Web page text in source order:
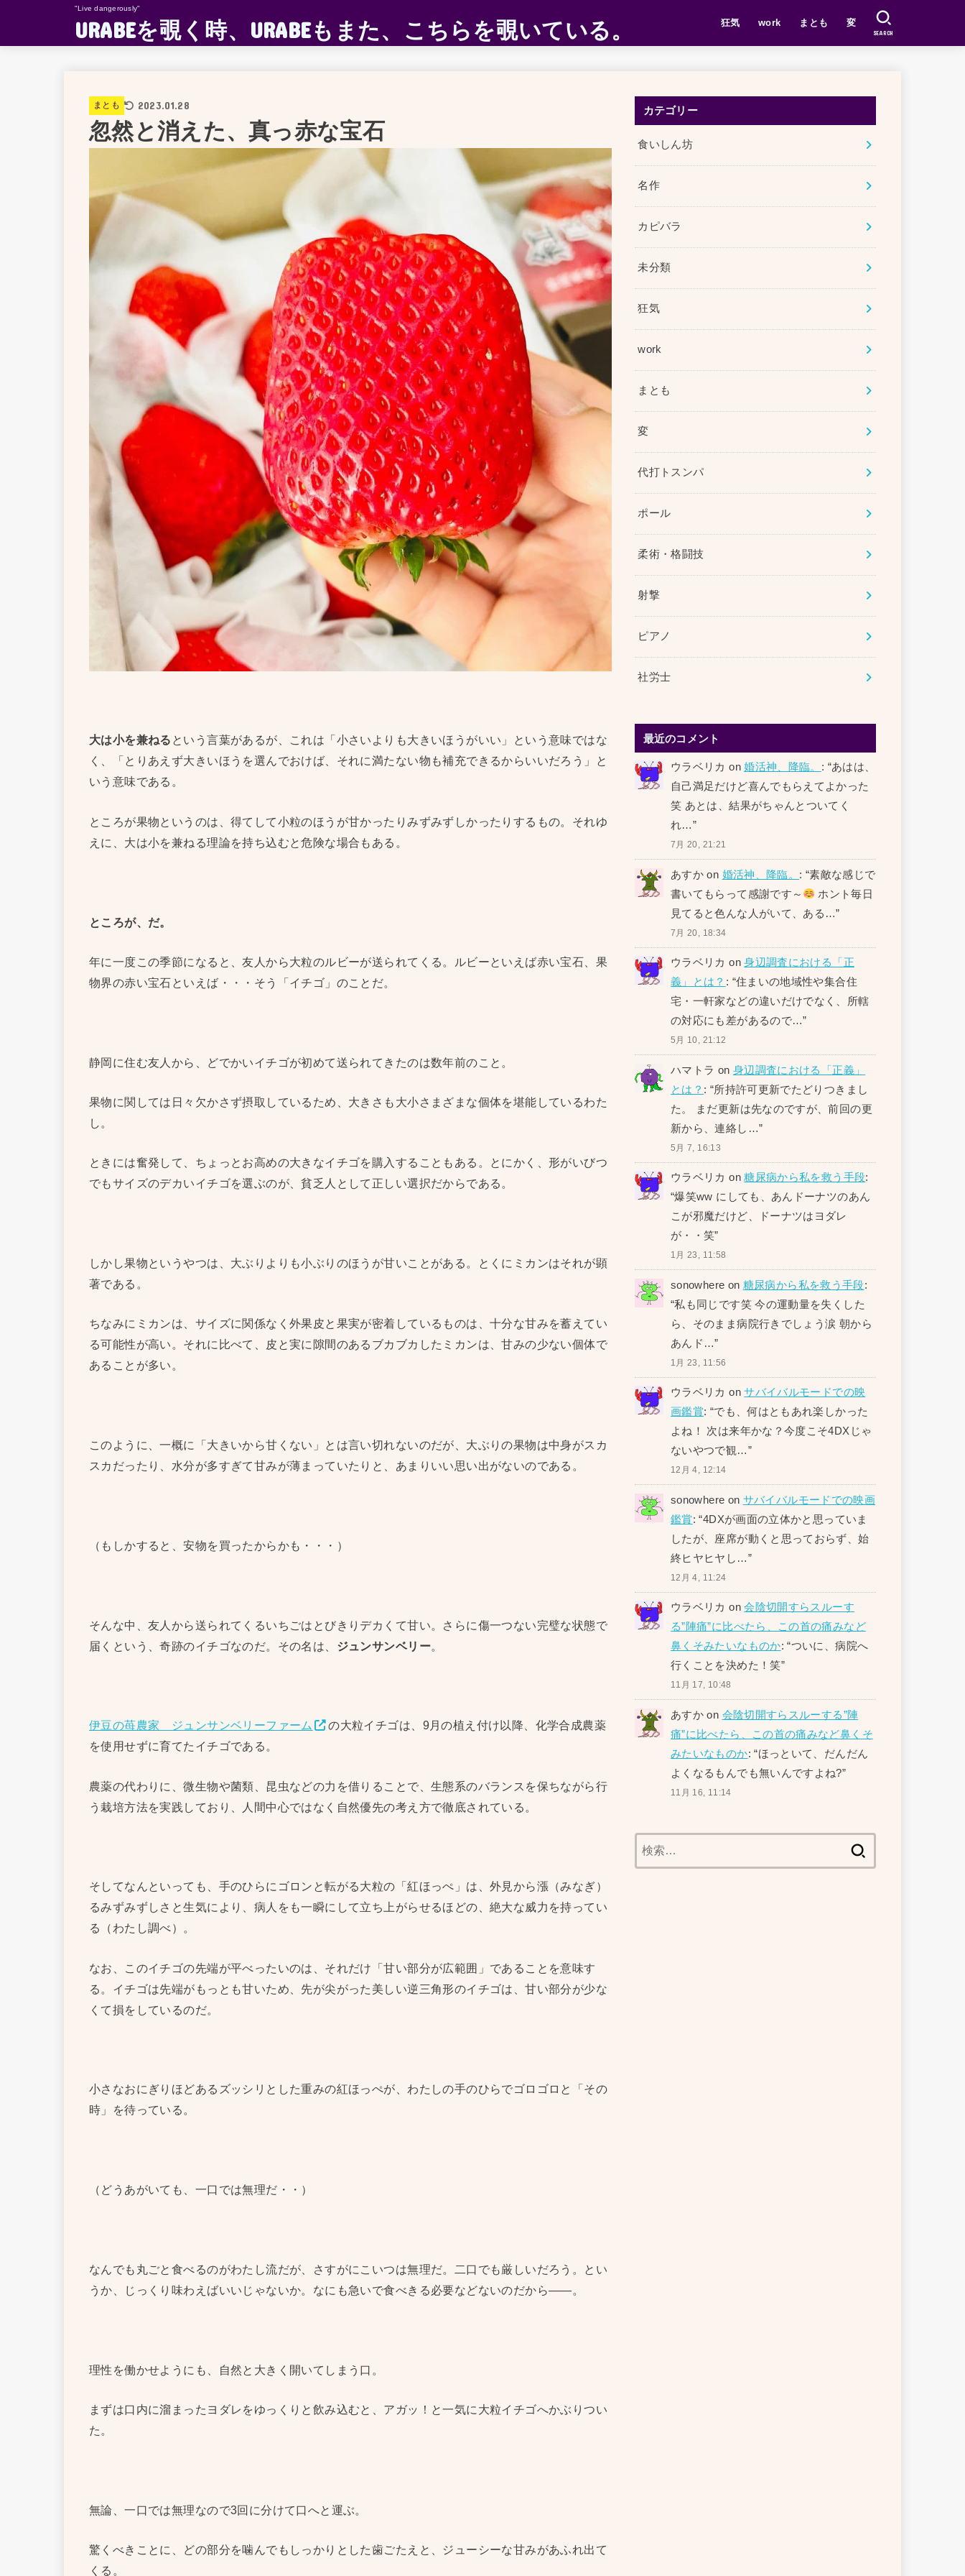
"Live dangerously"
URABEを覗く時、URABEもまた、こちらを覗いている。 狂気 work まとも 変
SEARCH
まとも 2023.01.28
忽然と消えた、真っ赤な宝石
大は小を兼ねる という言葉があるが、これは「小さいよりも大きいほうがいい」という意味ではな
く、「とりあえず大きいほうを選んでおけば、それに満たない物も補充できるからいいだろう」と
いう意味である。
ところが果物というのは、得てして小粒のほうが甘かったりみずみずしかったりするもの。それゆ
えに、大は小を兼ねる理論を持ち込むと危険な場合もある。
ところが、だ。
年に一度この季節になると、友人から大粒のルビーが送られてくる。ルビーといえば赤い宝石、果
物界の赤い宝石といえば・・・そう「イチゴ」のことだ。
静岡に住む友人から、どでかいイチゴが初めて送られてきたのは数年前のこと。
果物に関しては日々欠かさず摂取しているため、大きさも大小さまざまな個体を堪能しているわた
し。
ときには奮発して、ちょっとお高めの大きなイチゴを購入することもある。とにかく、形がいびつ
でもサイズのデカいイチゴを選ぶのが、貧乏人として正しい選択だからである。
しかし果物というやつは、大ぶりよりも小ぶりのほうが甘いことがある。とくにミカンはそれが顕
著である。
ちなみにミカンは、サイズに関係なく外果皮と果実が密着しているものは、十分な甘みを蓄えてい
る可能性が高い。それに比べて、皮と実に隙間のあるブカブカしたミカンは、甘みの少ない個体で
あることが多い。
このように、一概に「大きいから甘くない」とは言い切れないのだが、大ぶりの果物は中身がスカ
スカだったり、水分が多すぎて甘みが薄まっていたりと、あまりいい思い出がないのである。
（もしかすると、安物を買ったからかも・・・）
そんな中、友人から送られてくるいちごはとびきりデカくて甘い。さらに傷一つない完璧な状態で
届くという、奇跡のイチゴなのだ。その名は、 ジュンサンベリー。
伊豆の苺農家 ジュンサンベリーファーム
の大粒イチゴは、9月の植え付け以降、化学合成農薬
を使用せずに育てたイチゴである。
農薬の代わりに、微生物や菌類、昆虫などの力を借りることで、生態系のバランスを保ちながら行
う栽培方法を実践しており、人間中心ではなく自然優先の考え方で徹底されている。
そしてなんといっても、手のひらにゴロンと転がる大粒の「紅ほっぺ」は、外見から漲（みなぎ）
るみずみずしさと生気により、病人をも一瞬にして立ち上がらせるほどの、絶大な威力を持ってい
る（わたし調べ）。
なお、このイチゴの先端が平べったいのは、それだけ「甘い部分が広範囲」であることを意味す
る。イチゴは先端がもっとも甘いため、先が尖がった美しい逆三角形のイチゴは、甘い部分が少な
くて損をしているのだ。
小さなおにぎりほどあるズッシリとした重みの紅ほっぺが、わたしの手のひらでゴロゴロと「その
時」を待っている。
（どうあがいても、一口では無理だ・・）
なんでも丸ごと食べるのがわたし流だが、さすがにこいつは無理だ。二口でも厳しいだろう。とい
うか、じっくり味わえばいいじゃないか。なにも急いで食べきる必要などないのだから――。
理性を働かせようにも、自然と大きく開いてしまう口。
まずは口内に溜まったヨダレをゆっくりと飲み込むと、アガッ！と一気に大粒イチゴへかぶりつい
た。
無論、一口では無理なので3回に分けて口へと運ぶ。
驚くべきことに、どの部分を噛んでもしっかりとした歯ごたえと、ジューシーな甘みがあふれ出て
くる。
カテゴリー
食いしん坊
名作
カピバラ
未分類
狂気
work
まとも
変
代打トスンパ
ポール
柔術・格闘技
射撃
ピアノ
社労士
最近のコメント
ウラベリカ on婚活神、降臨。 : “あはは、
自己満足だけど喜んでもらえてよかった
笑 あとは、結果がちゃんとついてく
れ…”
7月 20, 21:21
あすか on 婚活神、降臨。 : “素敵な感じで
書いてもらって感謝です～
ホント毎日
見てると色んな人がいて、ある…”
7月 20, 18:34
ウラベリカ on身辺調査における「正
義」とは？ : “住まいの地域性や集合住
宅・一軒家などの違いだけでなく、所轄
の対応にも差があるので…”
5月 10, 21:12
ハマトラ on 身辺調査における「正義」
とは？ : “所持許可更新でたどりつきまし
た。 まだ更新は先なのですが、前回の更
新から、連絡し…”
5月 7, 16:13
ウラベリカ on糖尿病から私を救う手段:
“爆笑ww にしても、あんドーナツのあん
こが邪魔だけど、ドーナツはヨダレ
が・・笑”
1月 23, 11:58
sonowhere on 糖尿病から私を救う手段:
“私も同じです笑 今の運動量を失くした
ら、そのまま病院行きでしょう涙 朝から
あんド…”
1月 23, 11:56
ウラベリカ onサバイバルモードでの映
画鑑賞: “でも、何はともあれ楽しかった
よね！ 次は来年かな？今度こそ4DXじゃ
ないやつで観…”
12月 4, 12:14
sonowhere on サバイバルモードでの映画
鑑賞: “4DXが画面の立体かと思っていま
したが、座席が動くと思っておらず、始
終ヒヤヒヤし…”
12月 4, 11:24
ウラベリカ on会陰切開すらスルーす
る”陣痛”に比べたら、この首の痛みなど
鼻くそみたいなものか: “ついに、病院へ
行くことを決めた！笑”
11月 17, 10:48
あすか on 会陰切開すらスルーする”陣
痛”に比べたら、この首の痛みなど鼻くそ
みたいなものか: “ほっといて、だんだん
よくなるもんでも無いんですよね?”
11月 16, 11:14